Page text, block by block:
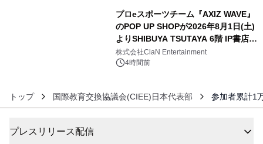
プロeスポーツチーム『AXIZ WAVE』
のPOP UP SHOPが2026年8月1日(土)
よりSHIBUYA TSUTAYA 6階 IP書店で
開催決定！！
株式会社ClaN Entertainment
4時間前
トップ 国際教育交換協議会(CIEE)日本代表部 参加者累計1
プレスリリース配信